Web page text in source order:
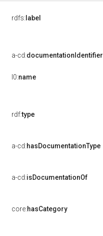
rdfs: label
a-cd:documentationIdentifier
l0:name
rdf:type
a-cd:hasDocumentationType
a-cd:isDocumentationOf
core:hasCategory